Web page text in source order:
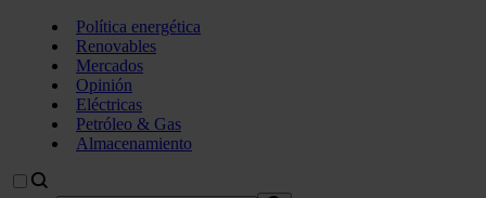
Política energética
Renovables
Mercados
Opinión
Eléctricas
Petróleo & Gas
Almacenamiento